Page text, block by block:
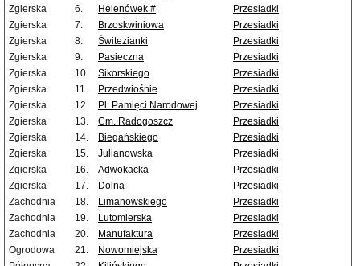
Zgierska
6. Helenówek #
Przesiadki
Zgierska
7. Brzoskwiniowa
Przesiadki
Zgierska
8. Świtezianki
Przesiadki
Zgierska
9. Pasieczna
Przesiadki
Zgierska
10. Sikorskiego
Przesiadki
Zgierska
11. Przedwiośnie
Przesiadki
Zgierska
12. Pl. Pamięci Narodowej
Przesiadki
Zgierska
13. Cm. Radogoszcz
Przesiadki
Zgierska
14. Biegańskiego
Przesiadki
Zgierska
15. Julianowska
Przesiadki
Zgierska
16. Adwokacka
Przesiadki
Zgierska
17. Dolna
Przesiadki
Zachodnia
18. Limanowskiego
Przesiadki
Zachodnia
19. Lutomierska
Przesiadki
Zachodnia
20. Manufaktura
Przesiadki
Ogrodowa
21. Nowomiejska
Przesiadki